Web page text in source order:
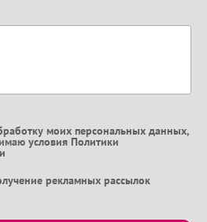
моих персональных данных,
условия Политики
рекламных рассылок